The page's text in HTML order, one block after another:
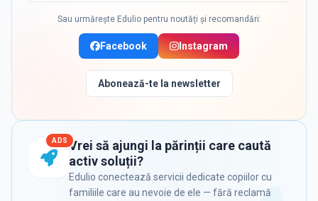
Sau urmărește Edulio pentru noutăți și recomandări:
Facebook Instagram
Abonează-te la newsletter
ADS Vrei să ajungi la părinții care caută
activ soluții?
Edulio conectează servicii dedicate copiilor cu
familiile care au nevoie de ele — fără reclamă